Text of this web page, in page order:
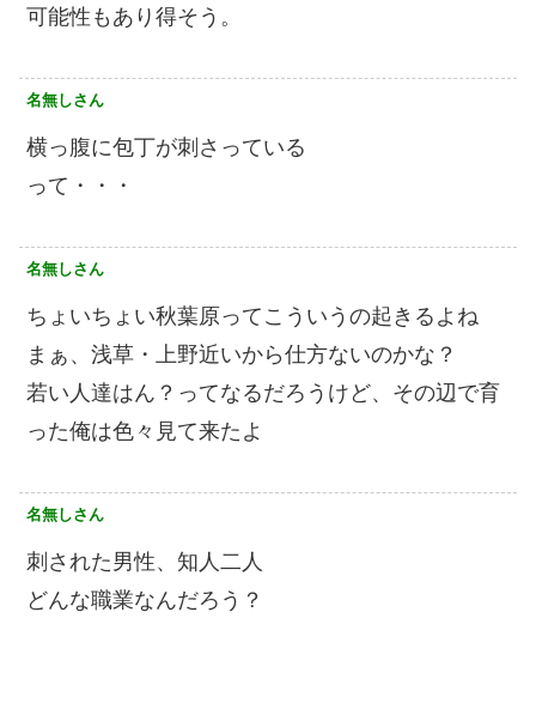
可能性もあり得そう。
名無しさん
横っ腹に包丁が刺さっている
って・・・
名無しさん
ちょいちょい秋葉原ってこういうの起きるよね
まぁ、浅草・上野近いから仕方ないのかな？
若い人達はん？ってなるだろうけど、その辺で育
った俺は色々見て来たよ
名無しさん
刺された男性、知人二人
どんな職業なんだろう？